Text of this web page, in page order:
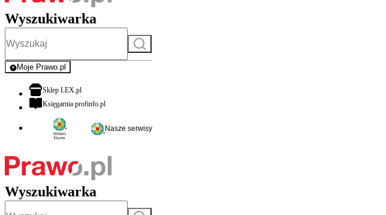
Wyszukiwarka
Szukaj
Moje Prawo.pl
- rejestracja i logowanie do serwisu
Sklep LEX.plotwiera się w nowej karcie
Księgarnia profinfo.plotwiera się w nowej karcie
Nasze serwisy
Wyszukiwarka